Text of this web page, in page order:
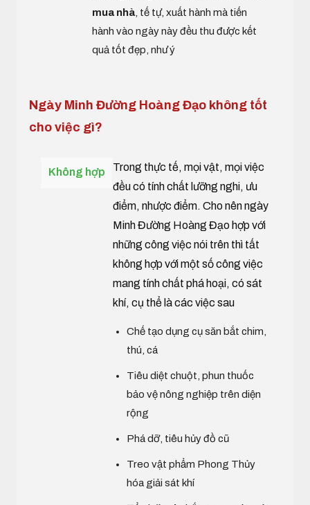
mua nhà , tế tự, xuất hành mà tiến
hành vào ngày này đều thu được kết
quả tốt đẹp, như ý
Ngày Minh Đường Hoàng Đạo không tốt
cho việc gì?
Không hợp
Trong thực tế, mọi vật, mọi việc
đều có tính chất lưỡng nghi, ưu
điểm, nhược điểm. Cho nên ngày
Minh Đường Hoàng Đạo hợp với
những công việc nói trên thì tất
không hợp với một số công việc
mang tính chất phá hoại, có sát
khí, cụ thể là các việc sau
Chế tạo dụng cụ săn bắt chim,
thú, cá
Tiêu diệt chuột, phun thuốc
bảo vệ nông nghiệp trên diện
rộng
Phá dỡ, tiêu hủy đồ cũ
Treo vật phẩm Phong Thủy
hóa giải sát khí